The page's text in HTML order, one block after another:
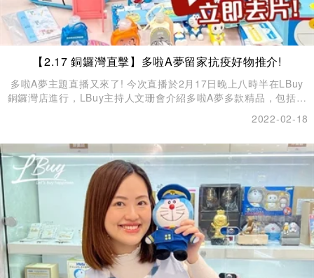
【2.17 銅鑼灣直擊】多啦A夢留家抗疫好物推介!
多啦A夢主題直播又來了! 今次直播於2月17日晚上八時半在LBuy
銅鑼灣店進行，LBuy主持人文珊會介紹多啦A夢多款精品，包括廚
2022-02-18